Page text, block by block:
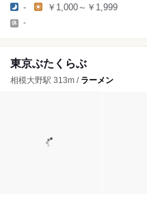
- ￥1,000～￥1,999
-
東京ぶたくらぶ
相模大野駅 313m / ラーメン